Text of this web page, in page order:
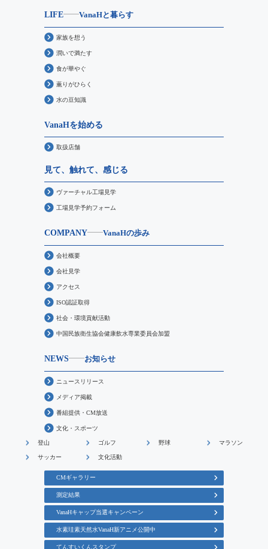
LIFE VanaHと暮らす
家族を想う
潤いで満たす
食が華やぐ
薫りがひらく
水の豆知識
VanaHを始める
取扱店舗
見て、触れて、感じる
ヴァーチャル工場見学
工場見学予約フォーム
COMPANY VanaHの歩み
会社概要
会社見学
アクセス
ISO認証取得
社会・環境貢献活動
中国民族衛生協会健康飲水専業委員会加盟
NEWS お知らせ
ニュースリリース
メディア掲載
番組提供・CM放送
文化・スポーツ
登山 ゴルフ 野球 マラソン
サッカー 文化活動
CMギャラリー
測定結果
VanaHキャップ当選キャンペーン
水素珪素天然水VanaH新アニメ公開中
てんすいくんスタンプ